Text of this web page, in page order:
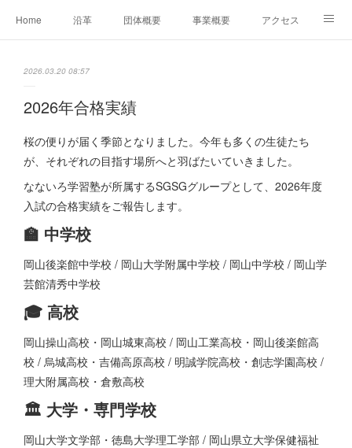
Home 沿革 団体概要 事業概要 アクセス
2026.03.20 08:57
2026年合格実績
桜の便りが届く季節となりました。今年も多くの生徒たち
が、それぞれの目指す場所へと羽ばたいていきました。
なないろ学習塾が所属するSGSGグループとして、2026年度
入試の合格実績をご報告します。
🏫 中学校
岡山後楽館中学校 / 岡山大学附属中学校 / 岡山中学校 / 岡山学
芸館清秀中学校
🎓 高校
岡山操山高校・岡山城東高校 / 岡山工業高校・岡山後楽館高
校 / 烏城高校・吉備高原高校 / 明誠学院高校・創志学園高校 /
理大附属高校・倉敷高校
🏛️ 大学・専門学校
岡山大学文学部・徳島大学理工学部 / 岡山県立大学保健福祉